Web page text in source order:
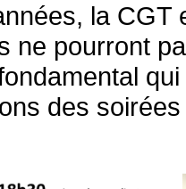
la
ne pourront
des